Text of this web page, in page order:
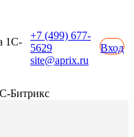
1С-
+7 (499) 677-
5629
site@aprix.ru
Вход
Битрикс